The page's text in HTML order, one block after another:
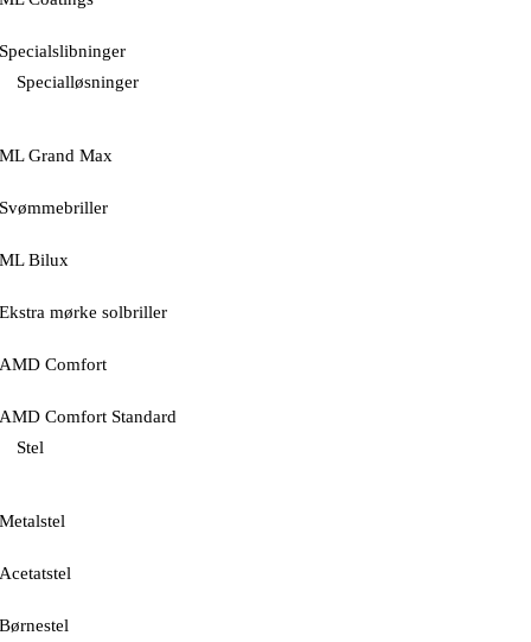
Specialslibninger
Specialløsninger
ML Grand Max
Svømmebriller
ML Bilux
Ekstra mørke solbriller
AMD Comfort
AMD Comfort Standard
Stel
Metalstel
Acetatstel
Børnestel